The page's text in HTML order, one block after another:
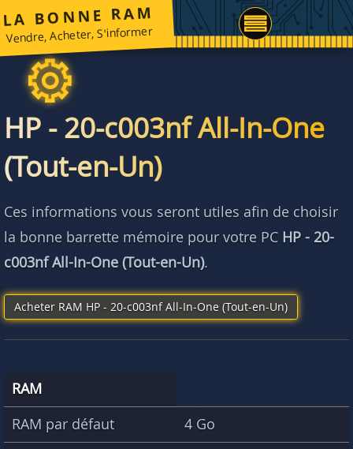
LA BONNE RAM
Vendre, Acheter, S'informer
HP - 20-c003nf All-In-One
(Tout-en-Un)
Ces informations vous seront utiles afin de choisir
la bonne barrette mémoire pour votre PC HP - 20-
c003nf All-In-One (Tout-en-Un).
Acheter RAM HP - 20-c003nf All-In-One (Tout-en-Un)
RAM
RAM par défaut
4 Go